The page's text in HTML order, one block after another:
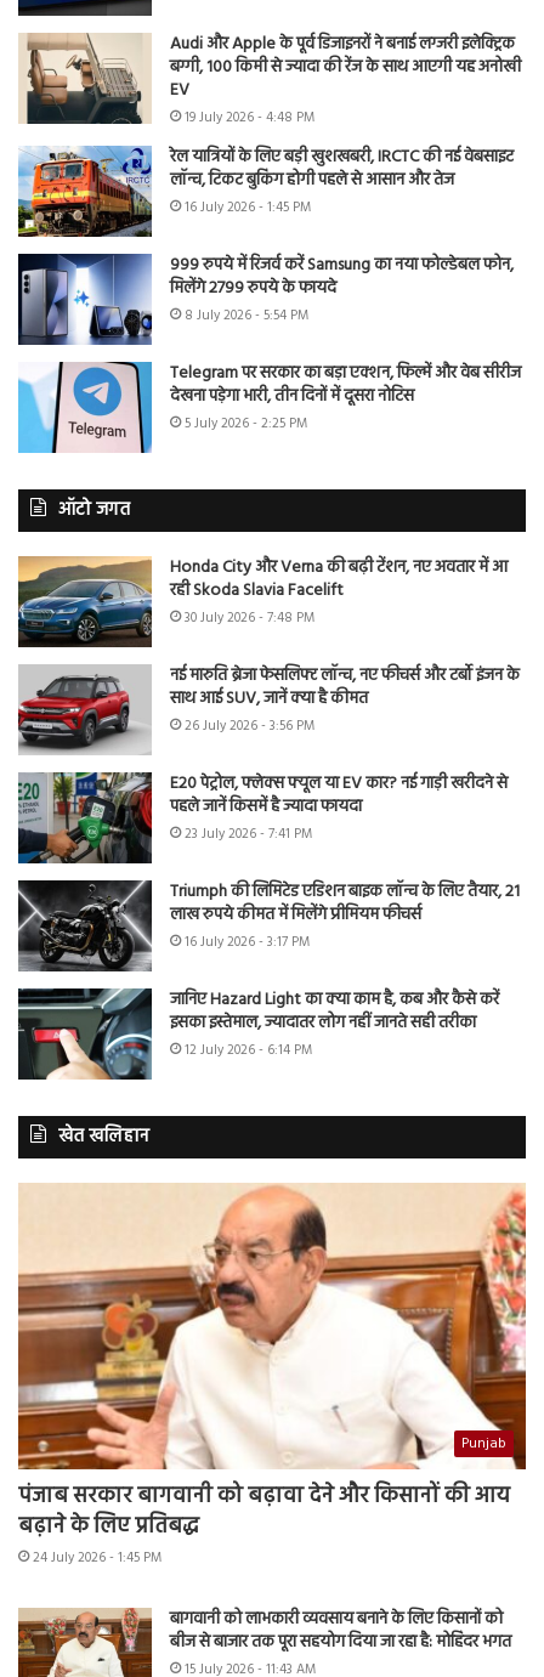
Audi और Apple के पूर्व डिजाइनरों ने बनाई लग्जरी इलेक्ट्रिक
बग्गी, 100 किमी से ज्यादा की रेंज के साथ आएगी यह अनोखी
EV
19 July 2026 - 4:48 PM
रेल यात्रियों के लिए बड़ी खुशखबरी, IRCTC की नई वेबसाइट
लॉन्च, टिकट बुकिंग होगी पहले से आसान और तेज
16 July 2026 - 1:45 PM
999 रुपये में रिजर्व करें Samsung का नया फोल्डेबल फोन,
मिलेंगे 2799 रुपये के फायदे
8 July 2026 - 5:54 PM
Telegram पर सरकार का बड़ा एक्शन, फिल्में और वेब सीरीज
देखना पड़ेगा भारी, तीन दिनों में दूसरा नोटिस
5 July 2026 - 2:25 PM
ऑटो जगत
Honda City और Verna की बढ़ी टेंशन, नए अवतार में आ
रही Skoda Slavia Facelift
30 July 2026 - 7:48 PM
नई मारुति ब्रेजा फेसलिफ्ट लॉन्च, नए फीचर्स और टर्बो इंजन के
साथ आई SUV, जानें क्या है कीमत
26 July 2026 - 3:56 PM
E20 पेट्रोल, फ्लेक्स फ्यूल या EV कार? नई गाड़ी खरीदने से
पहले जानें किसमें है ज्यादा फायदा
23 July 2026 - 7:41 PM
Triumph की लिमिटेड एडिशन बाइक लॉन्च के लिए तैयार, 21
लाख रुपये कीमत में मिलेंगे प्रीमियम फीचर्स
16 July 2026 - 3:17 PM
जानिए Hazard Light का क्या काम है, कब और कैसे करें
इसका इस्तेमाल, ज्यादातर लोग नहीं जानते सही तरीका
12 July 2026 - 6:14 PM
खेत खलिहान
Punjab
पंजाब सरकार बागवानी को बढ़ावा देने और किसानों की आय
बढ़ाने के लिए प्रतिबद्ध
24 July 2026 - 1:45 PM
बागवानी को लाभकारी व्यवसाय बनाने के लिए किसानों को
बीज से बाजार तक पूरा सहयोग दिया जा रहा है: मोहिंदर भगत
15 July 2026 - 11:43 AM